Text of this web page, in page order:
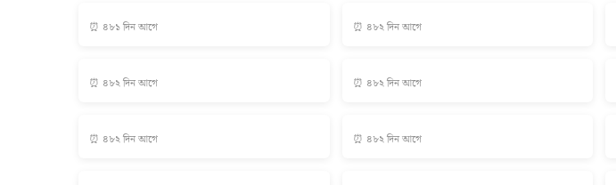
⏰ ৪৮১ দিন আগে ⏰ ৪৮২ দিন আগে
⏰ ৪৮২ দিন আগে ⏰ ৪৮২ দিন আগে
⏰ ৪৮২ দিন আগে ⏰ ৪৮২ দিন আগে